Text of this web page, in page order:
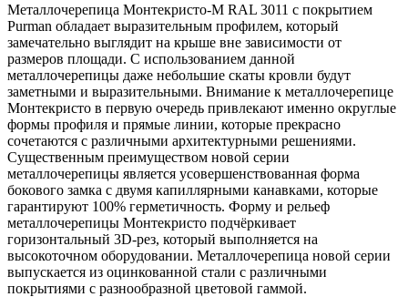
Металлочерепица Монтекристо-M RAL 3011 с покрытием
Purman обладает выразительным профилем, который
замечательно выглядит на крыше вне зависимости от
размеров площади. С использованием данной
металлочерепицы даже небольшие скаты кровли будут
заметными и выразительными. Внимание к металлочерепице
Монтекристо в первую очередь привлекают именно округлые
формы профиля и прямые линии, которые прекрасно
сочетаются с различными архитектурными решениями.
Существенным преимуществом новой серии
металлочерепицы является усовершенствованная форма
бокового замка с двумя капиллярными канавками, которые
гарантируют 100% герметичность. Форму и рельеф
металлочерепицы Монтекристо подчёркивает
горизонтальный 3D-рез, который выполняется на
высокоточном оборудовании. Металлочерепица новой серии
выпускается из оцинкованной стали с различными
покрытиями с разнообразной цветовой гаммой.